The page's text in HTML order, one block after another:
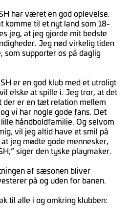
har været en god oplevelse.
komme til et nyt land som 18-
jeg, at jeg gjorde mit bedste
Jeg nød virkelig tiden
som supporter os på daglig
er en god klub med et utroligt
elske at spille i. Jeg tror, at det
der er en tæt relation mellem
vi har nogle gode fans. Det
håndboldfamilie. Og selvom
vil jeg altid have et smil på
jeg mødte gode mennesker,
siger den tyske playmaker.
af sæsonen bliver
på og uden for banen.
til alle i og omkring klubben: